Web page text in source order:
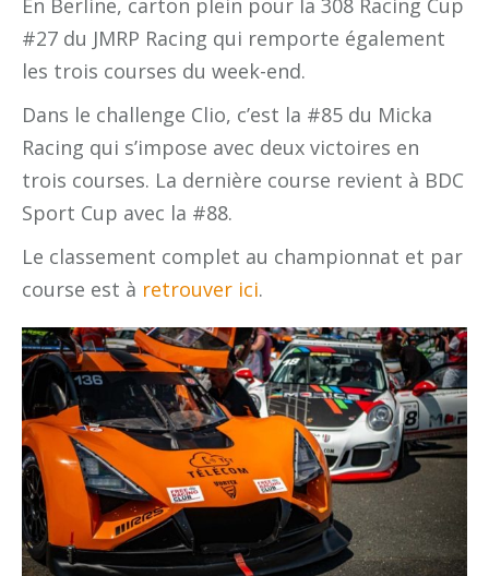
En Berline, carton plein pour la 308 Racing Cup
#27 du JMRP Racing qui remporte également
les trois courses du week-end.
Dans le challenge Clio, c’est la #85 du Micka
Racing qui s’impose avec deux victoires en
trois courses. La dernière course revient à BDC
Sport Cup avec la #88.
Le classement complet au championnat et par
course est à retrouver ici.